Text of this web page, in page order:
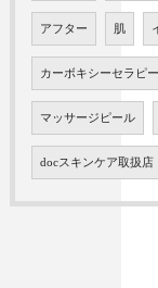
アフター 肌
カーボキシーセラピー
マッサージピール
docスキンケア取扱店